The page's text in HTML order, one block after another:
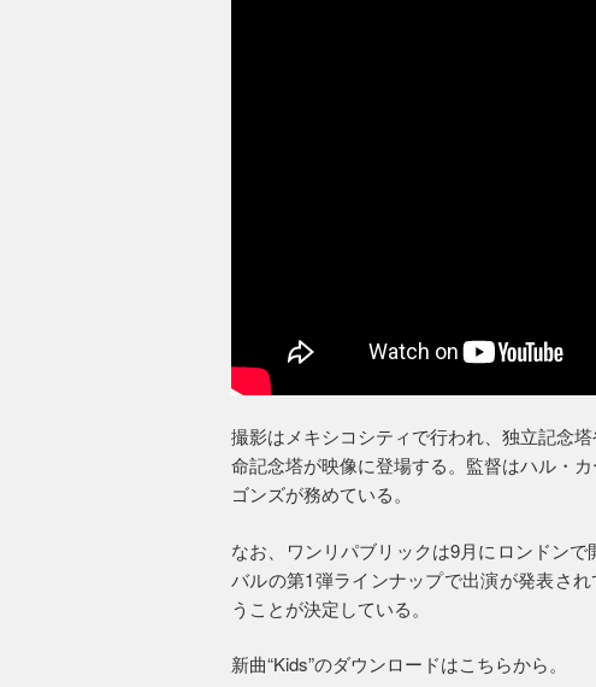
撮影はメキシコシティで行われ、独立記念
命記念塔が映像に登場する。監督はハル・
ゴンズが務めている。
なお、ワンリパブリックは9月にロンドン
バルの第1弾ラインナップで出演が発表さ
うことが決定している。
新曲“Kids”のダウンロードはこちらから。